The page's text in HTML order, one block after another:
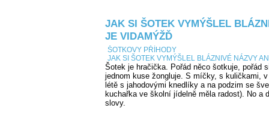
JAK SI ŠOTEK VYMÝŠLEL
JE VIDAMÝŽĎ
ŠOTKOVY PŘÍHODY
JAK SI ŠOTEK VYMÝŠLEL BLÁZNIVÉ NÁZVY
Šotek je hračička. Pořád něco šotkuje, pořád
jednom kuse žongluje. S míčky, s kuličkami,
létě s jahodovými knedlíky a na podzim se
kuchařka ve školní jídelně měla radost). No a
slovy.